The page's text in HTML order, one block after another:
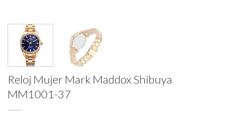
Reloj Mujer Mark Maddox Shibuya
MM1001-37